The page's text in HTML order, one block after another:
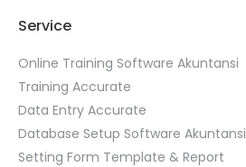
Service
Online Training Software Akuntansi
Training Accurate
Data Entry Accurate
Database Setup Software Akuntansi
Setting Form Template & Report